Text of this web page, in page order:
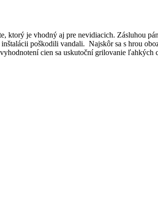
ktorý je vhodný aj pre nevidiacich. Zásluhou
poškodili vandali. Najskôr sa s hrou
cien sa uskutoční grilovanie ľahkých